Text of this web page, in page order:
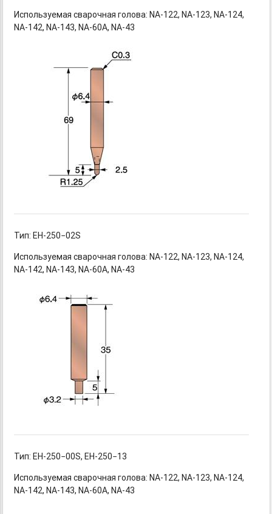
Используемая сварочнаяголова: NA-122, NA-123, NA-124,
NA-142, NA-143, NA-60A, NA-43
Тип: EH-250−02S
Используемая сварочнаяголова: NA-122, NA-123, NA-124,
NA-142, NA-143, NA-60A, NA-43
Тип: EH-250−00S, EH-250−13
Используемая сварочнаяголова: NA-122, NA-123, NA-124,
NA-142, NA-143, NA-60A, NA-43